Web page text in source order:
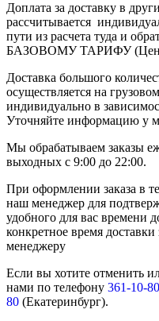
Доплата за доставку в
рассчитывается
пути из расчета туда и
БАЗОВОМУ ТАРИФУ
Доставка большого
осуществляется на
индивидуально в
Уточняйте информацию у
Мы обрабатываем заказы
выходных с 9:00 до 22:00.
При оформлении заказа в
наш менеджер для
удобного для вас времени
конкретное время
менеджеру
Если вы хотите отменить
нами по телефону 361-10-80
80 (Екатеринбург).